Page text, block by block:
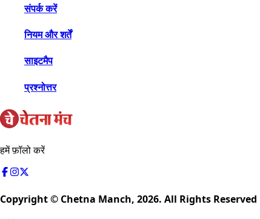
संपर्क करें
नियम और शर्तें
साइटमैप
प्रश्नोत्तर
हमें फ़ॉलो करें
Copyright © Chetna Manch, 2026. All Rights Reserved